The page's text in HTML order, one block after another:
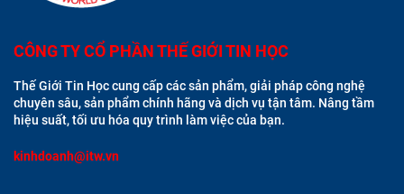
CÔNG TY CỔ PHẦN THẾ GIỚI TIN HỌC
Thế Giới Tin Học cung cấp các sản phẩm, giải pháp công nghệ
chuyên sâu, sản phẩm chính hãng và dịch vụ tận tâm. Nâng tầm
hiệu suất, tối ưu hóa quy trình làm việc của bạn.
kinhdoanh@itw.vn